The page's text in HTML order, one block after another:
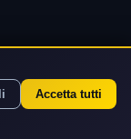
Accetta tutti